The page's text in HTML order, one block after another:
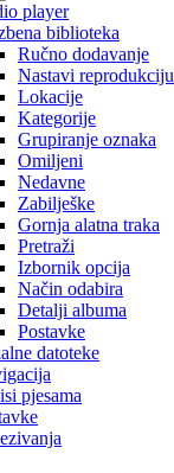
player
biblioteka
Ručno dodavanje
Nastavi reprodukciju
Lokacije
Kategorije
Grupiranje oznaka
Omiljeni
Nedavne
Zabilješke
Gornja alatna traka
Pretraži
Izbornik opcija
Način odabira
Detalji albuma
Postavke
datoteke
pjesama